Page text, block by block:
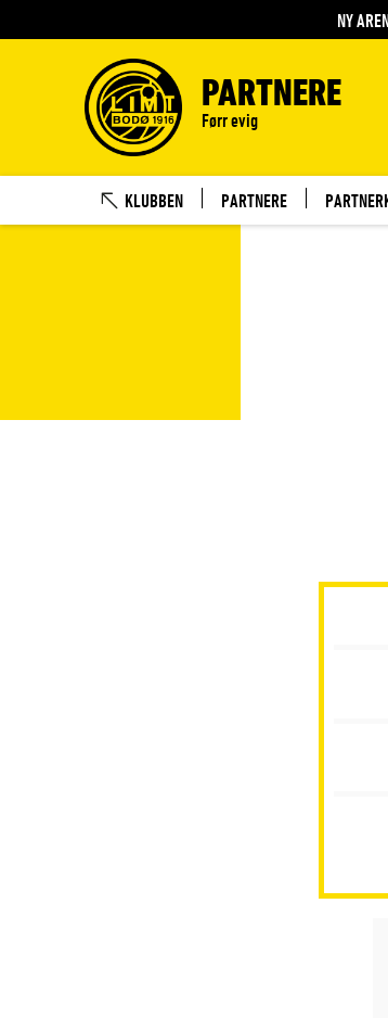
NY
PARTNERE
Førr evig
KLUBBEN PARTNERE